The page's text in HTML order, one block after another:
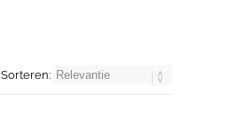
Sorteren: